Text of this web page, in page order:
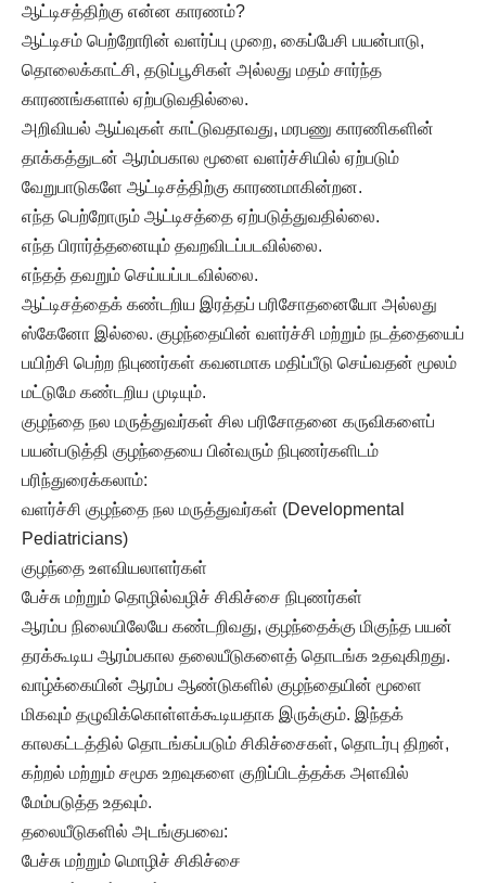
ஆட்டிசத்திற்கு என்ன காரணம்?
ஆட்டிசம் பெற்றோரின் வளர்ப்பு முறை, கைப்பேசி பயன்பாடு,
தொலைக்காட்சி, தடுப்பூசிகள் அல்லது மதம் சார்ந்த
காரணங்களால் ஏற்படுவதில்லை.
அறிவியல் ஆய்வுகள் காட்டுவதாவது, மரபணு காரணிகளின்
தாக்கத்துடன் ஆரம்பகால மூளை வளர்ச்சியில் ஏற்படும்
வேறுபாடுகளே ஆட்டிசத்திற்கு காரணமாகின்றன.
எந்த பெற்றோரும் ஆட்டிசத்தை ஏற்படுத்துவதில்லை.
எந்த பிரார்த்தனையும் தவறவிடப்படவில்லை.
எந்தத் தவறும் செய்யப்படவில்லை.
ஆட்டிசத்தைக் கண்டறிய இரத்தப் பரிசோதனையோ அல்லது
ஸ்கேனோ இல்லை. குழந்தையின் வளர்ச்சி மற்றும் நடத்தையைப்
பயிற்சி பெற்ற நிபுணர்கள் கவனமாக மதிப்பீடு செய்வதன் மூலம்
மட்டுமே கண்டறிய முடியும்.
குழந்தை நல மருத்துவர்கள் சில பரிசோதனை கருவிகளைப்
பயன்படுத்தி குழந்தையை பின்வரும் நிபுணர்களிடம்
பரிந்துரைக்கலாம்:
வளர்ச்சி குழந்தை நல மருத்துவர்கள் (Developmental
Pediatricians)
குழந்தை உளவியலாளர்கள்
பேச்சு மற்றும் தொழில்வழிச் சிகிச்சை நிபுணர்கள்
ஆரம்ப நிலையிலேயே கண்டறிவது, குழந்தைக்கு மிகுந்த பயன்
தரக்கூடிய ஆரம்பகால தலையீடுகளைத் தொடங்க உதவுகிறது.
வாழ்க்கையின் ஆரம்ப ஆண்டுகளில் குழந்தையின் மூளை
மிகவும் தழுவிக்கொள்ளக்கூடியதாக இருக்கும். இந்தக்
காலகட்டத்தில் தொடங்கப்படும் சிகிச்சைகள், தொடர்பு திறன்,
கற்றல் மற்றும் சமூக உறவுகளை குறிப்பிடத்தக்க அளவில்
மேம்படுத்த உதவும்.
தலையீடுகளில் அடங்குபவை:
பேச்சு மற்றும் மொழிச் சிகிச்சை